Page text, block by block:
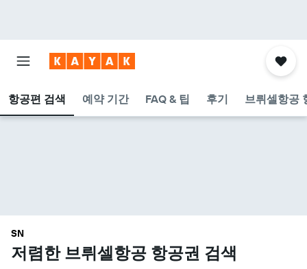
항공편 검색 예약 기간 FAQ & 팁 후기 브뤼셀항공
SN
​저렴한 브뤼셀항공 항공권 검색